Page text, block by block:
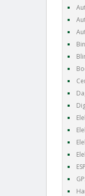
ESP